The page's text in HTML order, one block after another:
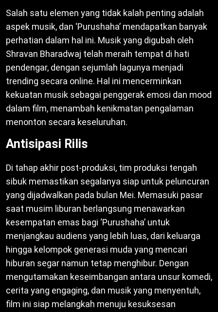
Salah satu elemen yang tidak kalah penting adalah
aspek musik, dan ‘Purushaha’ mendapatkan banyak
perhatian dalam hal ini. Musik yang digubah oleh
Shravan Bharadwaj telah meraih tempat di hati
pendengar, dengan sejumlah lagunya menjadi
trending secara online. Hal ini mencerminkan
kekuatan musik sebagai penggerak emosi dan mood
dalam film, menambah kenikmatan pengalaman
menonton secara keseluruhan.
Antisipasi Rilis
Di tahap akhir post-produksi, tim produksi tengah
sibuk memastikan segalanya siap untuk peluncuran
yang dijadwalkan pada bulan Mei. Memasuki pasar
saat musim liburan berlangsung menawarkan
kesempatan emas bagi ‘Purushaha’ untuk
menjangkau audiens yang lebih luas, dari keluarga
hingga kelompok generasi muda yang mencari
hiburan segar namun tetap menghibur. Dengan
mengutamakan keseimbangan antara unsur komedi,
cerita yang engaging, dan musik yang menyentuh,
film ini siap melangkah menuju kesuksesan